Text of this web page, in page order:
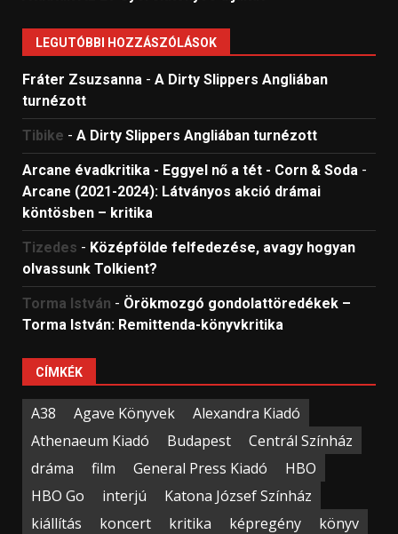
LEGUTÓBBI HOZZÁSZÓLÁSOK
Fráter Zsuzsanna - A Dirty Slippers Angliában
turnézott
Tibike - A Dirty Slippers Angliában turnézott
Arcane évadkritika - Eggyel nő a tét - Corn & Soda -
Arcane (2021-2024): Látványos akció drámai
köntösben – kritika
Tizedes - Középfölde felfedezése, avagy hogyan
olvassunk Tolkient?
Torma István - Örökmozgó gondolattöredékek –
Torma István: Remittenda-könyvkritika
CÍMKÉK
A38 Agave Könyvek
Alexandra Kiadó
Athenaeum Kiadó
Budapest
Centrál Színház
dráma
film General Press Kiadó
HBO
HBO Go
interjú
Katona József Színház
kiállítás
koncert kritika képregény
könyv